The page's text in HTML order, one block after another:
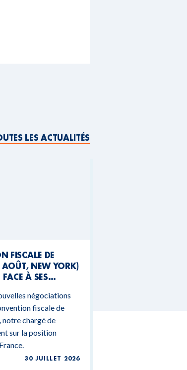
LES ACTUALITÉS
FISCALE DE
NEW YORK)
À SES
négociations
fiscale de
chargé de
sur la position
30 JUILLET 2026